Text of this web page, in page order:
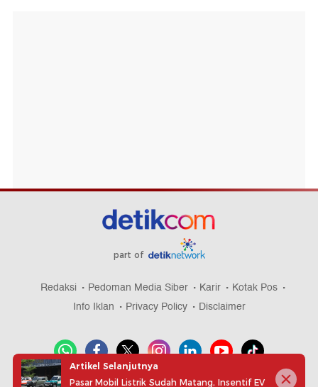
part of
Redaksi Pedoman Media Siber Karir
Kotak Pos
Info Iklan
Privacy Policy Disclaimer
Artikel Selanjutnya
Pasar Mobil Listrik Sudah Matang, Insentif EV